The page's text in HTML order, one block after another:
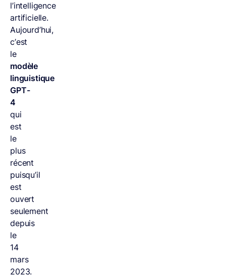
l’intelligence
artificielle.
Aujourd’hui,
c’est
le
modèle
linguistique
GPT-
4
qui
est
le
plus
récent
puisqu’il
est
ouvert
seulement
depuis
le
14
mars
2023.